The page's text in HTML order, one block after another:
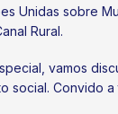
Unidas sobre
Rural.
vamos
Convido